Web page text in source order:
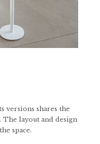
versions shares the
layout and design
space.